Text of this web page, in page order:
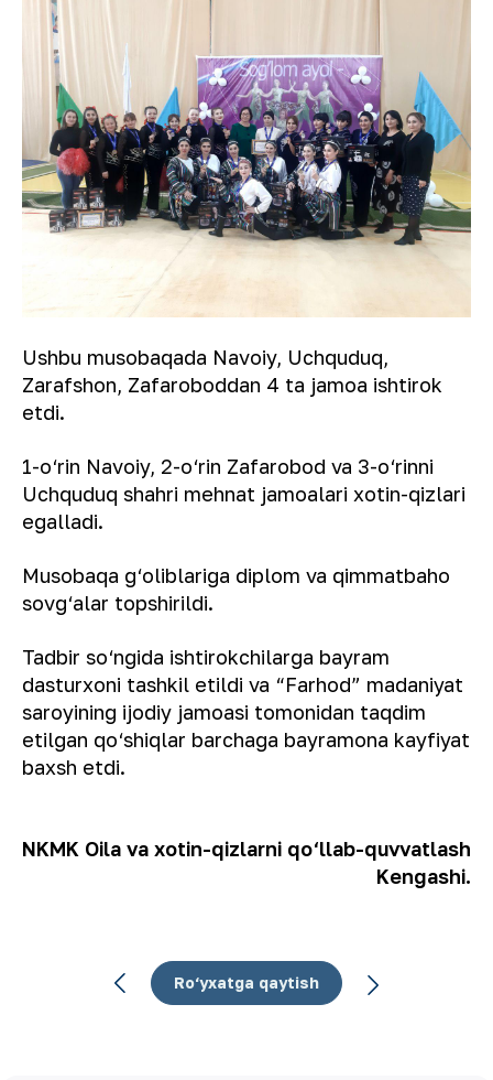
Ushbu musobaqada Navoiy, Uchquduq,
Zarafshon, Zafaroboddan 4 ta jamoa ishtirok
etdi.
1-o‘rin Navoiy, 2-o‘rin Zafarobod va 3-o‘rinni
Uchquduq shahri mehnat jamoalari xotin-qizlari
egalladi.
Musobaqa g‘oliblariga diplom va qimmatbaho
sovg‘alar topshirildi.
Tadbir so‘ngida ishtirokchilarga bayram
dasturxoni tashkil etildi va “Farhod” madaniyat
saroyining ijodiy jamoasi tomonidan taqdim
etilgan qo‘shiqlar barchaga bayramona kayfiyat
baxsh etdi.
NKMK Oila va xotin-qizlarni qo‘llab-quvvatlash
Kengashi.
Ro‘yxatga qaytish